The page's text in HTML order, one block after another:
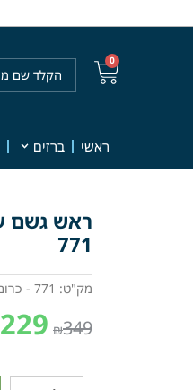
0
ראשי ברזים
771
מק"ט: 771 - כרום
₪349
229